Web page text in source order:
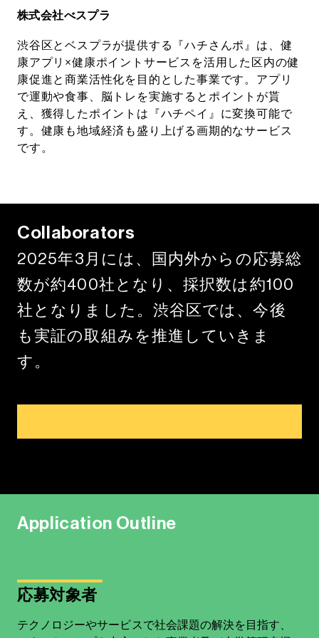
株式会社べスプラ
渋谷区とベスプラが提供する『ハチさんポ』は、健
康アプリ×健康ポイントサービスを活用した区内の健
康促進と商業活性化を目的とした事業です。アプリ
で運動や食事、脳トレを実施するとポイントが貰
え、獲得したポイントは『ハチペイ』に変換可能で
す。健康も地域経済も盛り上げる画期的なサービス
です。
Co a borators
2025年3月には、国内外からの応募総
数が約400社となり、採択数は約100
社となりました。渋谷区では、今後
も実証の取組みを推進していきま
す。
App ication Out ine
応募対象者
テクノロジーやサービスで社会課題の解決を目指す、